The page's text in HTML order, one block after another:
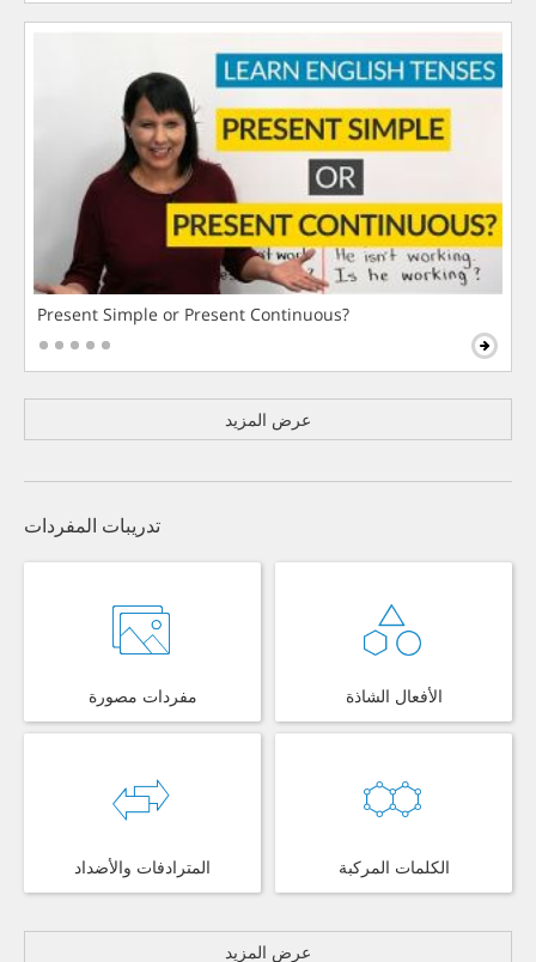
Present Simple or Present Continuous?
عرض المزيد
تدريبات المفردات
مفردات مصورة الأفعال الشاذة
المترادفات والأضداد الكلمات المركبة
عرض المزيد